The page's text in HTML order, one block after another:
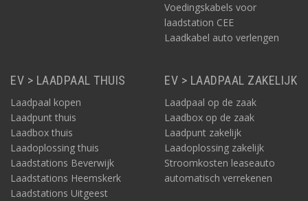
Voedingskabels voor
laadstation CEE
Laadkabel auto verlengen
EV > LAADPAAL THUIS
Laadpaal kopen
Laadpunt thuis
Laadbox thuis
Laadoplossing thuis
Laadstations Beverwijk
Laadstations Heemskerk
Laadstations Uitgeest
EV > LAADPAAL ZAKELIJK
Laadpaal op de zaak
Laadbox op de zaak
Laadpunt zakelijk
Laadoplossing zakelijk
Stroomkosten leaseauto
automatisch verrekenen